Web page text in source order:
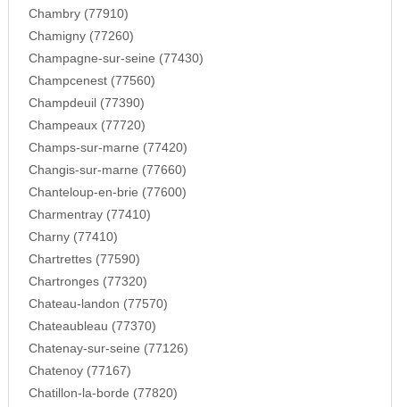
Chambry (77910)
Chamigny (77260)
Champagne-sur-seine (77430)
Champcenest (77560)
Champdeuil (77390)
Champeaux (77720)
Champs-sur-marne (77420)
Changis-sur-marne (77660)
Chanteloup-en-brie (77600)
Charmentray (77410)
Charny (77410)
Chartrettes (77590)
Chartronges (77320)
Chateau-landon (77570)
Chateaubleau (77370)
Chatenay-sur-seine (77126)
Chatenoy (77167)
Chatillon-la-borde (77820)